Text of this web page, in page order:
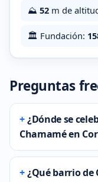
⛰️ 52 m de
🏛️ Fundación:
Preguntas
¿Dónde se
Chamamé en
¿Qué barrio de